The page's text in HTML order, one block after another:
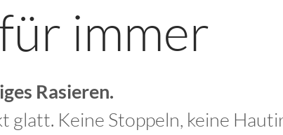
immer
Rasieren.
glatt. Keine Stoppeln, keine